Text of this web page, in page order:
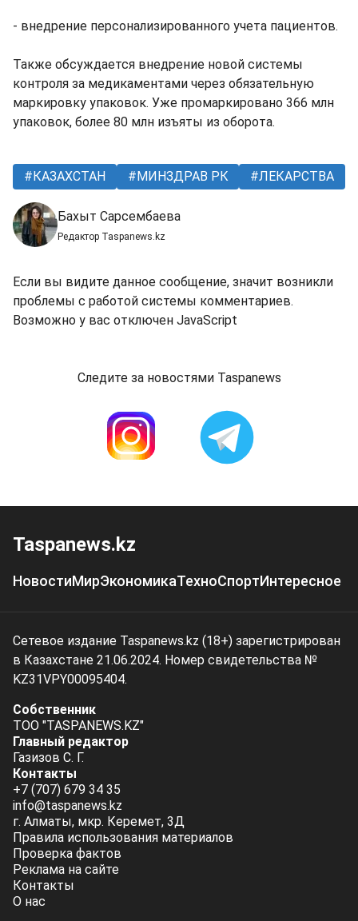
- внедрение персонализированного учета пациентов.
Также обсуждается внедрение новой системы
контроля за медикаментами через обязательную
маркировку упаковок. Уже промаркировано 366 млн
упаковок, более 80 млн изъяты из оборота.
КАЗАХСТАН МИНЗДРАВ РК ЛЕКАРСТВА
Бахыт Сарсембаева
Редактор Taspanews.kz
Если вы видите данное сообщение, значит возникли
проблемы с работой системы комментариев.
Возможно у вас отключен JavaScript
Следите за новостями Taspanews
Taspanews.kz
НовостиМирЭкономикаТехноСпортИнтересное
Сетевое издание Taspanews.kz (18+) зарегистрирован
в Казахстане 21.06.2024. Номер свидетельства №
KZ31VPY00095404.
Собственник
ТОО "TASPANEWS.KZ"
Главный редактор
Газизов С. Г.
Контакты
+7 (707) 679 34 35
info@taspanews.kz
г. Алматы, мкр. Керемет, 3Д
Правила использования материалов
Проверка фактов
Реклама на сайте
Контакты
О нас